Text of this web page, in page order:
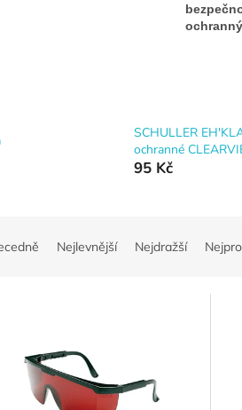
SCHULLER
ochranné
95 Kč
Nejlevnější Nejdražší